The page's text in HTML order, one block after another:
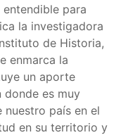
para
la investigadora
de Historia,
enmarca la
un aporte
donde es muy
país en el
en su territorio y